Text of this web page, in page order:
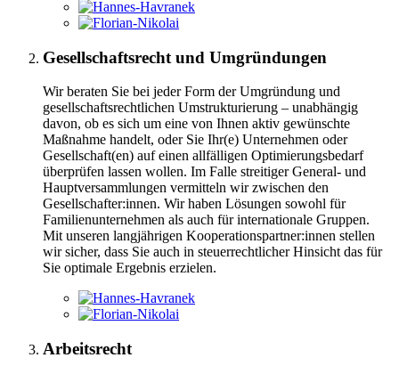
Gesellschaftsrecht und Umgründungen
Wir beraten Sie bei jeder Form der Umgründung und
gesellschaftsrechtlichen Umstrukturierung – unabhängig
davon, ob es sich um eine von Ihnen aktiv gewünschte
Maßnahme handelt, oder Sie Ihr(e) Unternehmen oder
Gesellschaft(en) auf einen allfälligen Optimierungsbedarf
überprüfen lassen wollen. Im Falle streitiger General- und
Hauptversammlungen vermitteln wir zwischen den
Gesellschafter:innen. Wir haben Lösungen sowohl für
Familienunternehmen als auch für internationale Gruppen.
Mit unseren langjährigen Kooperationspartner:innen stellen
wir sicher, dass Sie auch in steuerrechtlicher Hinsicht das für
Sie optimale Ergebnis erzielen.
Arbeitsrecht